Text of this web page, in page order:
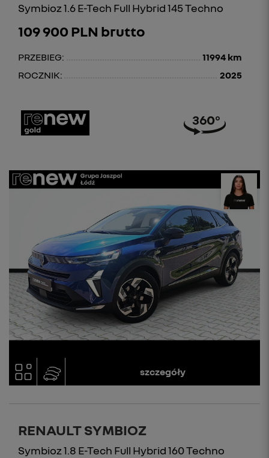
Symbioz 1.6 E-Tech Full Hybrid 145 Techno
109 900 PLN brutto
PRZEBIEG:
11994 km
ROCZNIK:
2025
szczegóły
RENAULT SYMBIOZ
Symbioz 1.8 E-Tech Full Hybrid 160 Techno